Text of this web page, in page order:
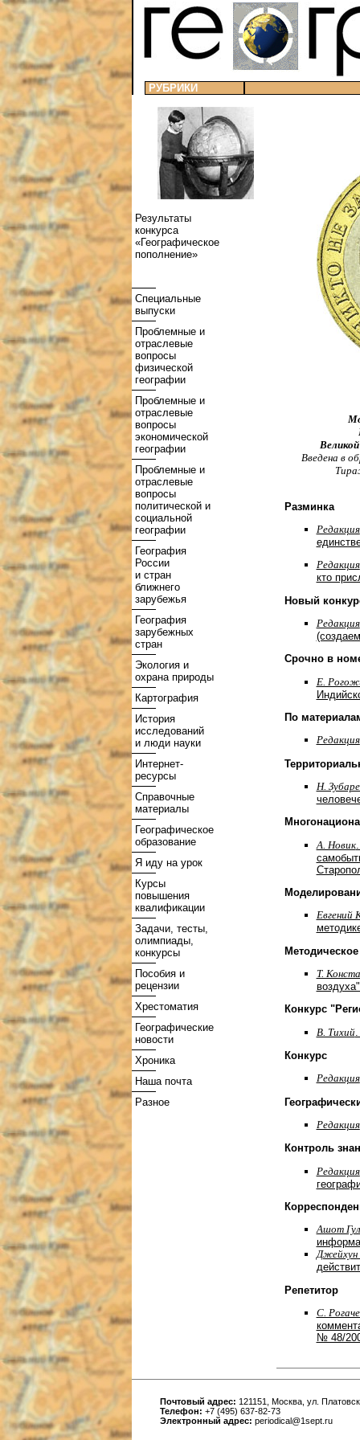
РУБРИКИ
Результаты
конкурса
«Географическое
пополнение»
Специальные
выпуски
Проблемные и
отраслевые
вопросы
физической
географии
Проблемные и
отраслевые
вопросы
экономической
географии
Проблемные и
отраслевые
вопросы
политической и
социальной
географии
География
России
и стран
ближнего
зарубежья
География
зарубежных
стран
Экология и
охрана природы
Картография
История
исследований
и люди науки
Интернет-
ресурсы
Справочные
материалы
Географическое
образование
Я иду на урок
Курсы
повышения
квалификации
Задачи, тесты,
олимпиады,
конкурсы
Пособия и
рецензии
Хрестоматия
Географические
новости
Хроника
Наша почта
Разное
Введена в
Разминка
Редакция
Редакция
кто
Новый
Редакция
Срочно в
Е.
По
Редакция
Н.
А. Новик
Евгений
Т.
Конкурс
В. Тихий.
Конкурс
Редакция
Редакция
Контроль
Редакция
Ашот
Джейхун
Репетитор
С.
№ 48/
Почтовый адрес: 121151, Москва, ул.
Телефон: +7 (495) 637-82-73
Электронный адрес: periodical@1sept.ru